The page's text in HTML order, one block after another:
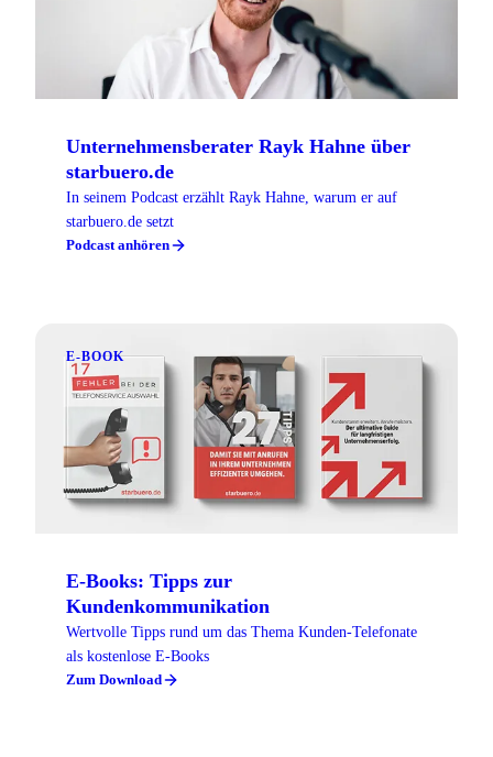
Unternehmensberater Rayk Hahne über
starbuero.de
In seinem Podcast erzählt Rayk Hahne, warum er auf
starbuero.de setzt
Podcast anhören
E-BOOK
E-Books: Tipps zur
Kundenkommunikation
Wertvolle Tipps rund um das Thema Kunden-Telefonate
als kostenlose E-Books
Zum Download